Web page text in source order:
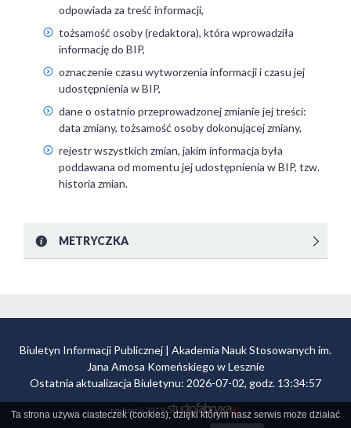
odpowiada za treść informacji,
tożsamość osoby (redaktora), która wprowadziła
informację do BIP,
oznaczenie czasu wytworzenia informacji i czasu jej
udostępnienia w BIP,
dane o ostatnio przeprowadzonej zmianie jej treści:
data zmiany, tożsamość osoby dokonującej zmiany,
rejestr wszystkich zmian, jakim informacja była
poddawana od momentu jej udostępnienia w BIP, tzw.
historia zmian.
METRYCZKA
Biuletyn Informacji Publicznej | Akademia Nauk Stosowanych im.
Jana Amosa Komeńskiego w Lesznie
Ostatnia aktualizacja Biuletynu: 2026-07-02, godz. 13:34:57
realizacja 2019
Ta strona używa ciasteczek (cookies), dzięki którym nasz serwis może działać